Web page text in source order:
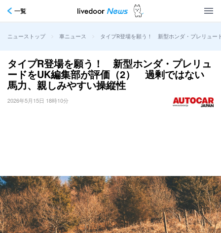
一覧
ニューストップ > 車ニュース > タイプR登場を願う！ 新型ホンダ・プレリュ
タイプR登場を願う！ 新型ホンダ・プレリュ
ードをUK編集部が評価（2） 過剰ではない
馬力、親しみやすい操縦性
2026年5月15日 18時10分